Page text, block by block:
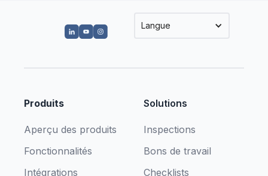
Langue
Produits
Aperçu des produits
Fonctionnalités
Intégrations
Solutions
Inspections
Bons de travail
Checklists